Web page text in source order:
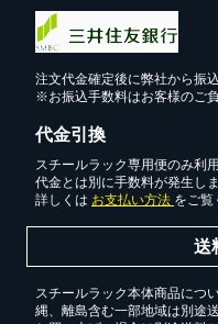
注文代金確定後に弊社から振
※お振込手数料はお客様のご
代金引換
スチールラック専用便のみ利用
代金とは別に手数料が発生しま
詳しくは お支払い方法 をご覧
送
スチールラック本体商品につ
縄、離島含む一部地域は別途